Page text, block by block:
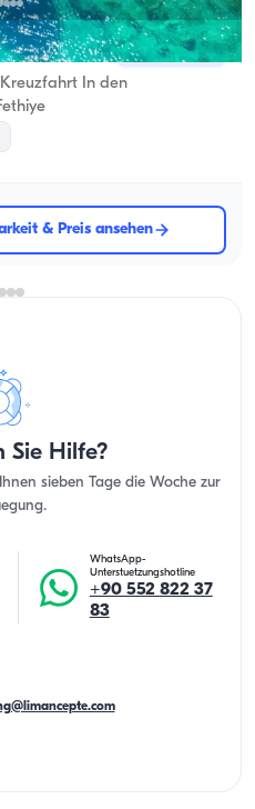
Neues Boot
In den
& Preis ansehen
Sie Hilfe?
sieben Tage die Woche zur
WhatsApp-
Unterstuetzungshotline
+90 552 822 37
83